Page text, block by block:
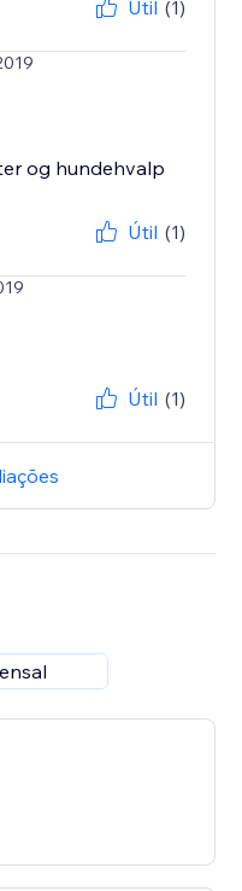
Útil (1)
og hundehvalp
Útil (1)
Útil (1)